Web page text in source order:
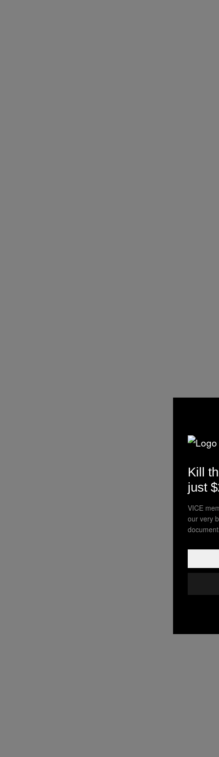
Kill
just
VICE
our very